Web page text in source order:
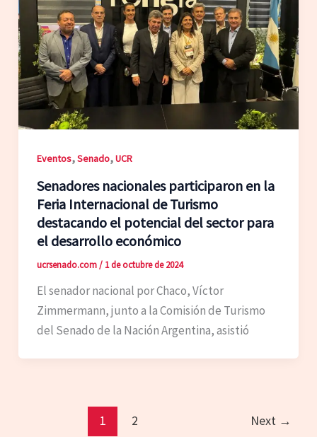
Eventos,Senado,UCR
Senadores nacionales participaron en la
Feria Internacional de Turismo
destacando el potencial del sector para
el desarrollo económico
ucrsenado.com/ 1 de octubre de 2024
El senador nacional por Chaco, Víctor
Zimmermann, junto a la Comisión de Turismo
del Senado de la Nación Argentina, asistió
1 2 Next →